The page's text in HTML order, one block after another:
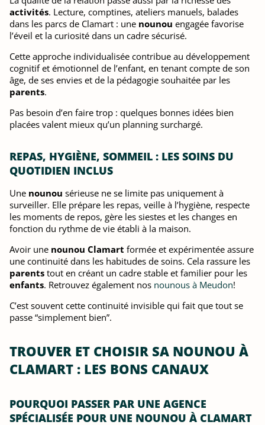
activités. Lecture, comptines, ateliers manuels, balades
dans les parcs de Clamart : une nounou engagée favorise
l’éveil et la curiosité dans un cadre sécurisé.
Cette approche individualisée contribue au développement
cognitif et émotionnel de l’enfant, en tenant compte de son
âge, de ses envies et de la pédagogie souhaitée par les
parents.
Pas besoin d’en faire trop : quelques bonnes idées bien
placées valent mieux qu’un planning surchargé.
REPAS, HYGIÈNE, SOMMEIL : LES SOINS DU
QUOTIDIEN INCLUS
Une nounou sérieuse ne se limite pas uniquement à
surveiller. Elle prépare les repas, veille à l’hygiène, respecte
les moments de repos, gère les siestes et les changes en
fonction du rythme de vie établi à la maison.
Avoir une nounou Clamart formée et expérimentée assure
une continuité dans les habitudes de soins. Cela rassure les
parents tout en créant un cadre stable et familier pour les
enfants. Retrouvez également nos nounous à Meudon!
C’est souvent cette continuité invisible qui fait que tout se
passe “simplement bien”.
TROUVER ET CHOISIR SA NOUNOU À
CLAMART : LES BONS CANAUX
POURQUOI PASSER PAR UNE AGENCE
SPÉCIALISÉE POUR UNE NOUNOU À CLAMART